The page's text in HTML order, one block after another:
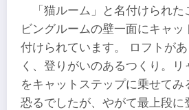
「猫ルーム」と名付けられ
ビングルームの壁一面にキャッ
付けられています。 ロフトが
く、登りがいのあるつくり。リ
をキャットステップに乗せてみ
恐るでしたが、やがて最上段に